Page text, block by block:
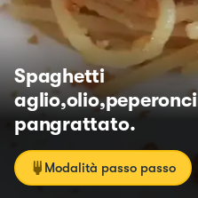
Spaghetti
pangrattato.
Modalità passo passo